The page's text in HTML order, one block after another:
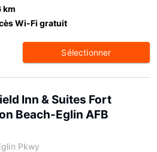
km
Wi-Fi gratuit
Sélectionner
Inn & Suites Fort
Beach-Eglin AFB
Pkwy